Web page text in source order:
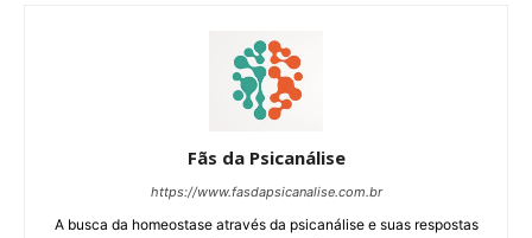
Fãs da Psicanálise
https://www.fasdapsicanalise.com.br
A busca da homeostase através da psicanálise e suas respostas